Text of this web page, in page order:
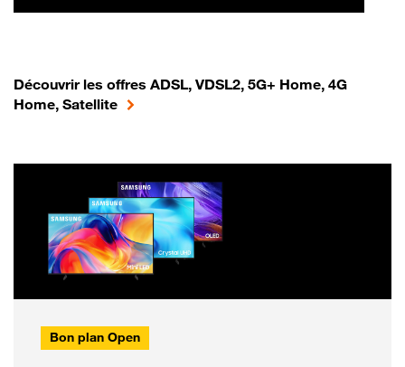
Découvrir les offres ADSL, VDSL2, 5G+ Home, 4G
Home, Satellite
Bon plan Open